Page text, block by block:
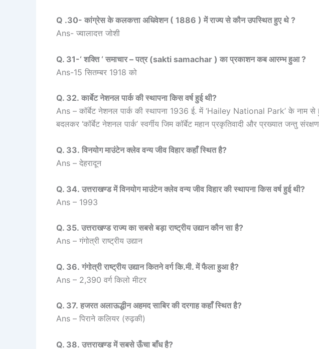
Q .30- कांग्रेस के कलकत्ता अधिवेशन ( 1886 ) में राज्य से कौन उपस्थित हुए थे ?
Ans- ज्वालादत्त जोशी
Q. 31-‘ शक्ति ‘ समाचार – पत्र (sakti samachar ) का प्रकाशन कब आरम्भ हुआ ?
Ans-15 सितम्बर 1918 को
Q. 32. कार्बेट नेशनल पार्क की स्थापना किस वर्ष हुई थी?
Ans – कॉर्बेट नेशनल पार्क की स्थापना 1936 ई. में ‘Hailey National Park’ के नाम से
बदलकर ‘कॉर्बेट नेशनल पार्क’ स्वर्गीय जिम कॉर्बेट महान प्रकृतिवादी और प्रख्यात जन्तु
Q. 33. विनयोग माउंटेन क्लेव वन्य जीव विहार कहाँ स्थित है?
Ans – देहरादून
Q. 34. उत्तराखण्ड में विनयोग माउंटेन क्लेव वन्य जीव विहार की स्थापना किस वर्ष हुई थी?
Ans – 1993
Q. 35. उत्तराखण्ड राज्य का सबसे बड़ा राष्ट्रीय उद्यान कौन सा है?
Ans – गंगोत्री राष्ट्रीय उद्यान
Q. 36. गंगोत्री राष्ट्रीय उद्यान कितने वर्ग कि.मी. में फैला हुआ है?
Ans – 2,390 वर्ग किलो मीटर
Q. 37. हजरत अलाऊद्धीन अहमद साबिर की दरगाह कहाँ स्थित है?
Ans – पिराने कलियर (रुढ़की)
Q. 38. उत्तराखण्ड में सबसे ऊँचा बाँध है?